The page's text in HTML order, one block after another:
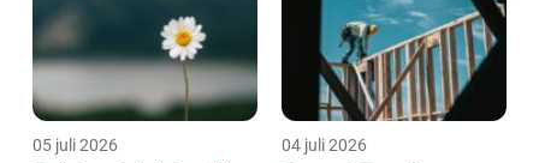
05 juli 2026 04 juli 2026